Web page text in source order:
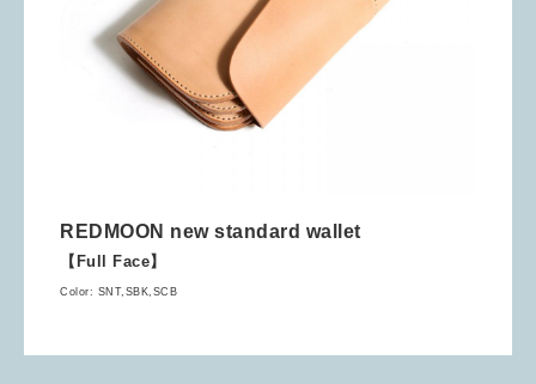
REDMOON new standard wallet
【Full Face】
Color: SNT,SBK,SCB